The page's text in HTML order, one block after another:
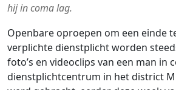
hij in coma lag.
Openbare oproepen om een ​​einde
verplichte dienstplicht worden
foto’s en videoclips van een man in
dienstplichtcentrum in het district